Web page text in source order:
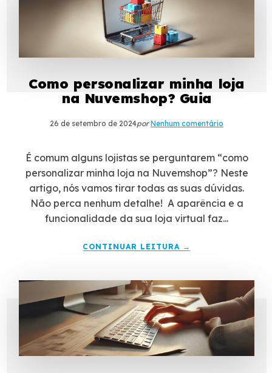
Como personalizar minha loja
na Nuvemshop? Guia
26 de setembro de 2024por Nenhum comentário
É comum alguns lojistas se perguntarem “como
personalizar minha loja na Nuvemshop”? Neste
artigo, nós vamos tirar todas as suas dúvidas.
Não perca nenhum detalhe! A aparência e a
funcionalidade da sua loja virtual faz...
CONTINUAR LEITURA →